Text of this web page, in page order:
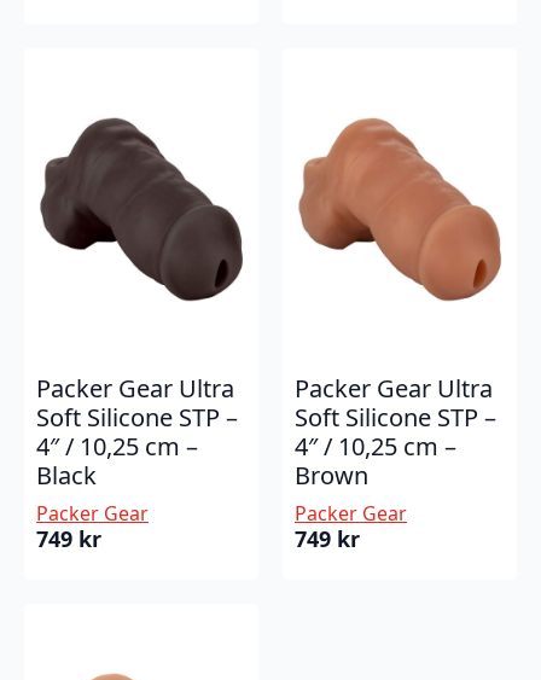
Packer Gear Ultra
Soft Silicone STP –
4″ / 10,25 cm –
Black
Packer Gear
749 kr
Packer Gear Ultra
Soft Silicone STP –
4″ / 10,25 cm –
Brown
Packer Gear
749 kr